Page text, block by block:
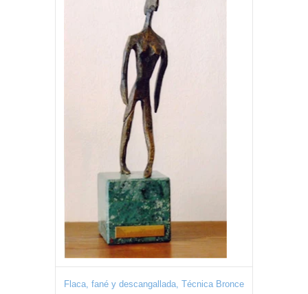
Flaca, fané y descangallada, Técnica Bronce